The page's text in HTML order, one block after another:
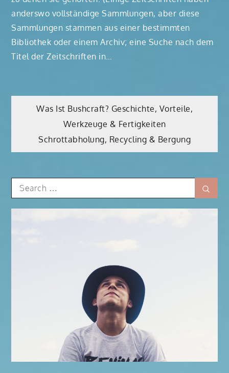
anderswo vollständige Sammlungen, aber diese
Sammlungen stammen aus einer bestimmten
Bibliothek oder einem Archiv; eine Suche nach dem
Titel der Zeitschriften in…
Beitragsnavigation
Was Ist Bushcraft? Geschichte, Vorteile,
Werkzeuge & Fertigkeiten
Schrottabholung, Recycling & Bergung
Search
for: